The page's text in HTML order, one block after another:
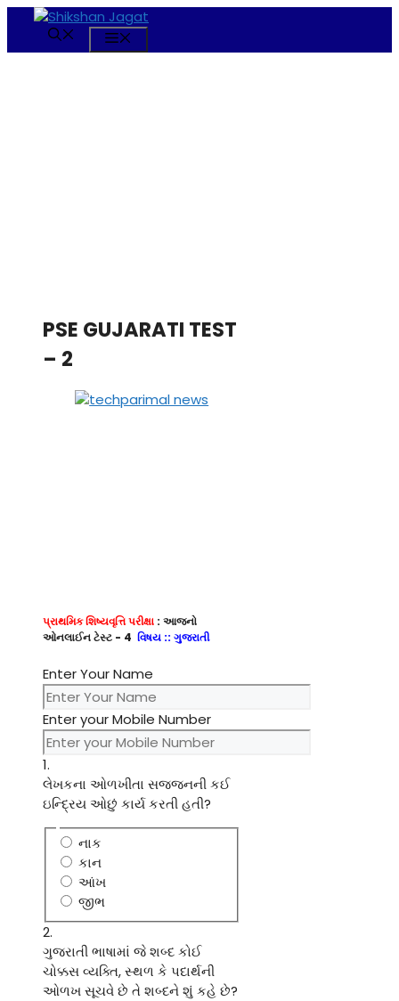
content
PSE GUJARATI TEST
– 2
પ્રાથમિક શિષ્યવૃત્તિ પરીક્ષા : આજનો
ઓનલાઈન ટેસ્ટ - 4 વિષય :: ગુજરાતી
Enter Your Name
Enter your Mobile Number
1.
લેખકના ઓળખીતા સજ્જનની કઈ
ઇન્દ્રિય ઓછું કાર્ય કરતી હતી?
નાક
કાન
આંખ
જીભ
2.
ગુજરાતી ભાષામાં જે શબ્દ કોઈ
ચોક્કસ વ્યક્તિ, સ્થળ કે પદાર્થની
ઓળખ સૂચવે છે તે શબ્દને શું કહે છે?